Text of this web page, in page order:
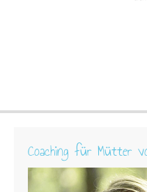
Coaching für Mütter